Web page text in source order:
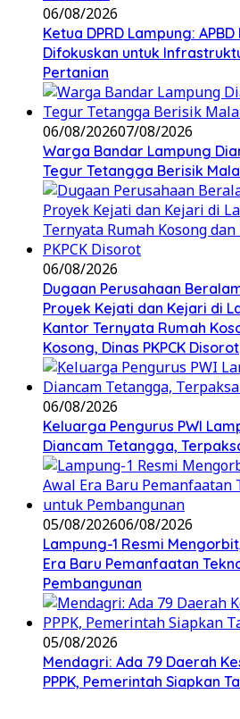
06/08/2026
Ketua DPRD Lampung:
Difokuskan untuk
Pertanian
06/08/202607/08/2026
Warga Bandar Lampung
Tegur Tetangga Berisik
06/08/2026
Dugaan Perusahaan
Proyek Kejati dan Kejari di
Kantor Ternyata Rumah
Kosong, Dinas PKPCK Disorot
06/08/2026
Keluarga Pengurus PWI
Diancam Tetangga,
05/08/202606/08/2026
Lampung-1 Resmi
Era Baru Pemanfaatan
Pembangunan
05/08/2026
Mendagri: Ada 79 Daerah
PPPK, Pemerintah Siapkan